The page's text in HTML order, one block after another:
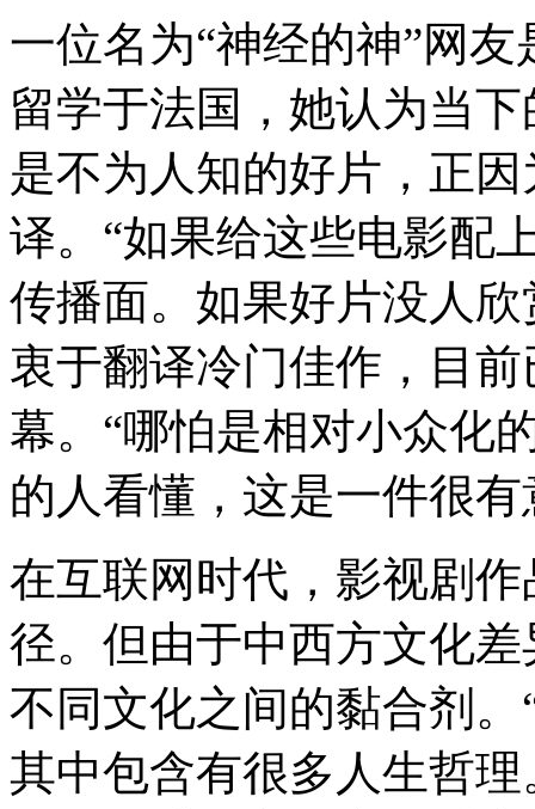
一位名为“神经的神”网
留学于法国，她认为当
是不为人知的好片，正
译。“如果给这些电影配
传播面。如果好片没人
衷于翻译冷门佳作，目
幕。“哪怕是相对小众化
的人看懂，这是一件很
在互联网时代，影视剧
径。但由于中西方文化
不同文化之间的黏合剂
其中包含有很多人生哲